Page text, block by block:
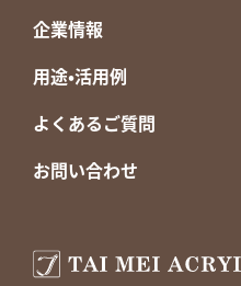
企業情報
用途・活用例
よくあるご質問
お問い合わせ